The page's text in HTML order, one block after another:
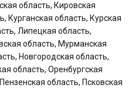
область, Кировская
Курганская область, Курская
Липецкая область,
область, Мурманская
Новгородская область,
область, Оренбургская
область, Псковская